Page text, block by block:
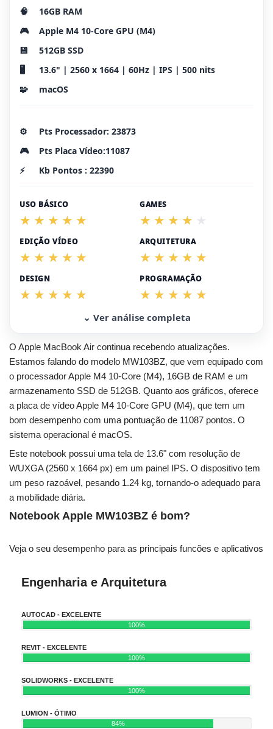
🧠
16GB RAM
🎮
Apple M4 10-Core GPU (M4)
💾
512GB SSD
🖥️
13.6" | 2560 x 1664 | 60Hz | IPS | 500 nits
🧩
macOS
⚙️
Pts Processador: 23873
🎮
Pts Placa Vídeo:11087
⚡
Kb Pontos : 22390
USO BÁSICO GAMES
EDIÇÃO VÍDEO ARQUITETURA
DESIGN PROGRAMAÇÃO
⌄ Ver análise completa
O Apple MacBook Air continua recebendo atualizações.
Estamos falando do modelo MW103BZ, que vem equipado com
o processador Apple M4 10-Core (M4), 16GB de RAM e um
armazenamento SSD de 512GB. Quanto aos gráficos, oferece
a placa de vídeo Apple M4 10-Core GPU (M4), que tem um
bom desempenho com uma pontuação de 11087 pontos. O
sistema operacional é macOS.
Este notebook possui uma tela de 13.6" com resolução de
WUXGA (2560 x 1664 px) em um painel IPS. O dispositivo tem
um peso razoável, pesando 1.24 kg, tornando-o adequado para
a mobilidade diária.
Notebook Apple MW103BZ é bom?
Veja o seu desempenho para as principais funcões e aplicativos
Engenharia e Arquitetura
AUTOCAD - EXCELENTE
100%
REVIT - EXCELENTE
100%
SOLIDWORKS - EXCELENTE
100%
LUMION - ÓTIMO
84%